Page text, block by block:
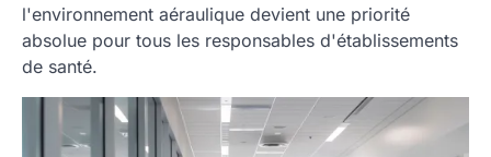
l'environnement aéraulique devient une priorité
absolue pour tous les responsables d'établissements
de santé.